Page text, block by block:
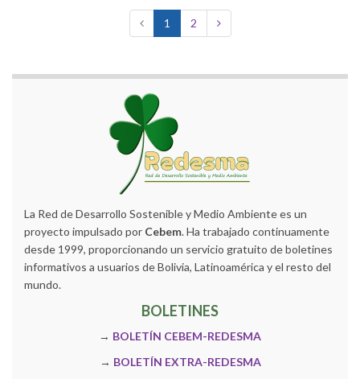
1 2
La Red de Desarrollo Sostenible y Medio Ambiente es un
proyecto impulsado por Cebem. Ha trabajado continuamente
desde 1999, proporcionando un servicio gratuito de boletines
informativos a usuarios de Bolivia, Latinoamérica y el resto del
mundo.
BOLETINES
→ BOLETÍN CEBEM-REDESMA
→ BOLETÍN EXTRA-REDESMA